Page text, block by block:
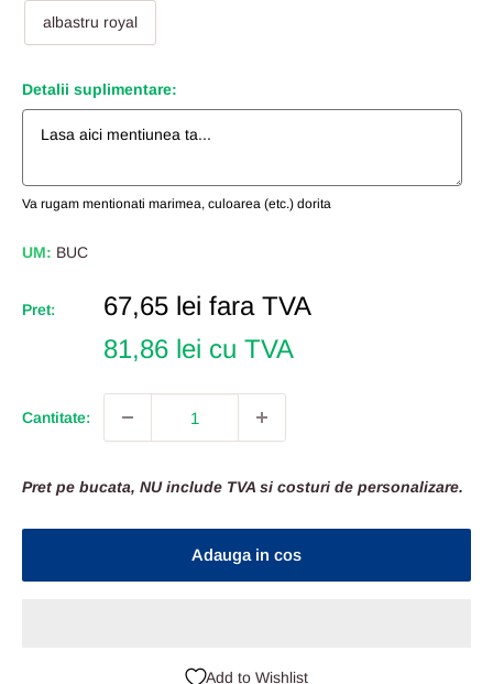
albastru royal
Detalii suplimentare:
Va rugam mentionati marimea, culoarea (etc.) dorita
UM: BUC
Pret:
Pret
67,65 lei fara TVA
81,86 lei cu TVA
Cantitate:
Pret pe bucata, NU include TVA si costuri de personalizare.
Adauga in cos
Add to Wishlist